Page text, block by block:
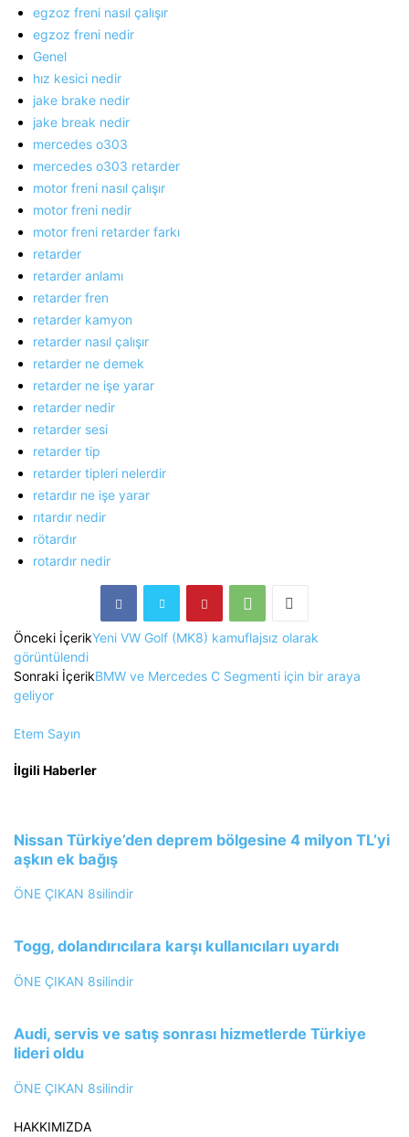
egzoz freni nasıl çalışır
egzoz freni nedir
Genel
hız kesici nedir
jake brake nedir
jake break nedir
mercedes o303
mercedes o303 retarder
motor freni nasıl çalışır
motor freni nedir
motor freni retarder farkı
retarder
retarder anlamı
retarder fren
retarder kamyon
retarder nasıl çalışır
retarder ne demek
retarder ne işe yarar
retarder nedir
retarder sesi
retarder tip
retarder tipleri nelerdir
retardır ne işe yarar
rıtardır nedir
rötardır
rotardır nedir
Önceki İçerikYeni VW Golf (MK8) kamuflajsız olarak
görüntülendi
Sonraki İçerikBMW ve Mercedes C Segmenti için bir araya
geliyor
Etem Sayın
İlgili Haberler
Nissan Türkiye’den deprem bölgesine 4 milyon TL’yi
aşkın ek bağış
ÖNE ÇIKAN 8silindir
Togg, dolandırıcılara karşı kullanıcıları uyardı
ÖNE ÇIKAN 8silindir
Audi, servis ve satış sonrası hizmetlerde Türkiye
lideri oldu
ÖNE ÇIKAN 8silindir
HAKKIMIZDA